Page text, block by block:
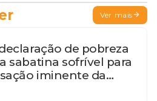
Ver mais
de pobreza
sabatina sofrível para
iminente da
e a vaga do Quinto